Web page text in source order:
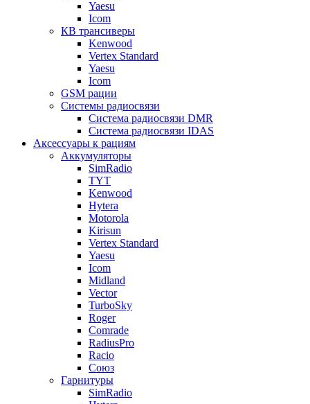
Yaesu
Icom
КВ трансиверы
Kenwood
Vertex Standard
Yaesu
Icom
GSM рации
Системы радиосвязи
Система радиосвязи DMR
Система радиосвязи IDAS
Аксессуары к рациям
Аккумуляторы
SimRadio
TYT
Kenwood
Hytera
Motorola
Kirisun
Vertex Standard
Yaesu
Icom
Midland
Vector
TurboSky
Roger
Comrade
RadiusPro
Racio
Союз
Гарнитуры
SimRadio